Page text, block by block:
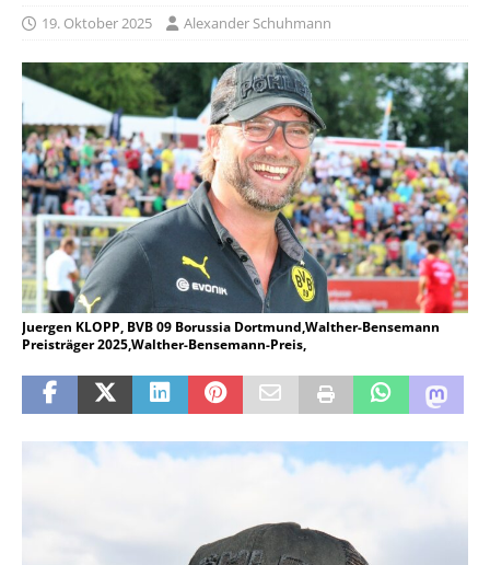
19. Oktober 2025 Alexander Schuhmann
Juergen KLOPP, BVB 09 Borussia Dortmund,Walther-Bensemann
Preisträger 2025,Walther-Bensemann-Preis,